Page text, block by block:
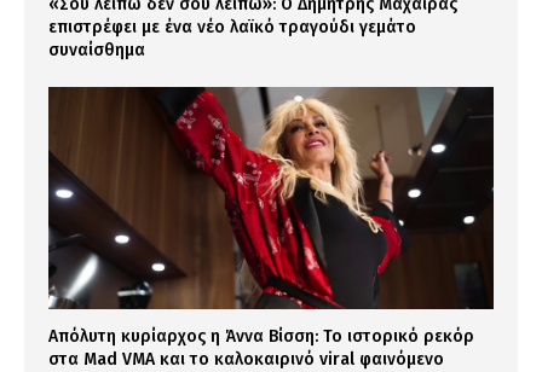
«Σου λείπω δεν σου λείπω»: Ο Δημήτρης Μαχαίρας
επιστρέφει με ένα νέο λαϊκό τραγούδι γεμάτο
συναίσθημα
Απόλυτη κυρίαρχος η Άννα Βίσση: Το ιστορικό ρεκόρ
στα Mad VMA και το καλοκαιρινό viral φαινόμενο